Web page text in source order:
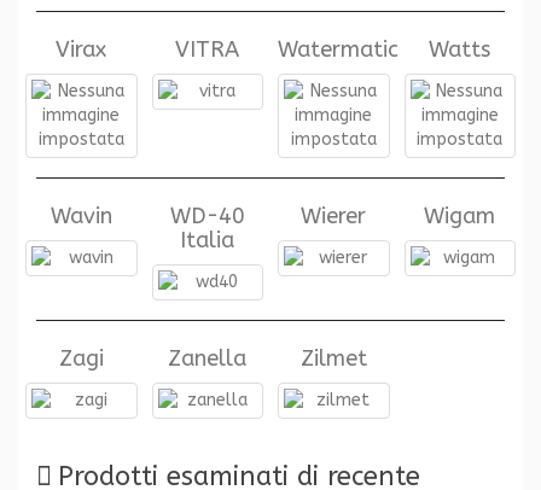
Virax VITRA Watermatic Watts
Wavin
WD-40
Italia
Wierer Wigam
Zagi Zanella Zilmet
Prodotti esaminati di recente